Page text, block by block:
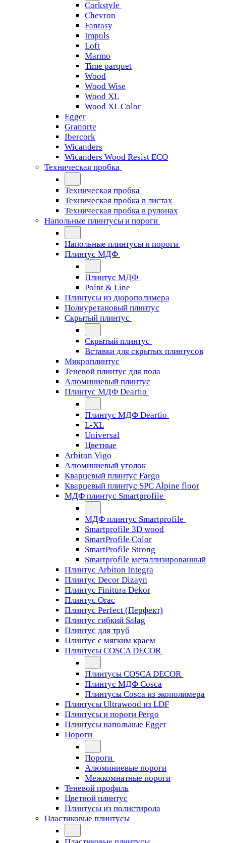
Corkstyle
Chevron
Fantasy
Impuls
Loft
Marmo
Time parquet
Wood
Wood Wise
Wood XL
Wood XL Color
Egger
Granorte
Ibercork
Wicanders
Wicanders Wood Resist ECO
Техническая пробка
Техническая пробка
Техническая пробка в листах
Техническая пробка в рулонах
Напольные плинтусы и пороги
Напольные плинтусы и пороги
Плинтус МДФ
Плинтус МДФ
Point & Line
Плинтусы из дюрополимера
Полиуретановый плинтус
Скрытый плинтус
Скрытый плинтус
Вставки для скрытых плинтусов
Микроплинтус
Теневой плинтус для пола
Алюминиевый плинтус
Плинтус МДФ Deartio
Плинтус МДФ Deartio
L-XL
Universal
Цветные
Arbiton Vigo
Алюминиевый уголок
Кварцевый плинтус Fargo
Кварцевый плинтус SPC Alpine floor
МДФ плинтус Smartprofile
МДФ плинтус Smartprofile
Smartprofile 3D wood
SmartProfile Color
SmartProfile Strong
Smartprofile металлизированный
Плинтус Arbiton Integra
Плинтус Decor Dizayn
Плинтус Finitura Dekor
Плинтус Orac
Плинтус Perfect (Перфект)
Плинтус гибкий Salag
Плинтус для труб
Плинтус с мягким краем
Плинтусы COSCA DECOR
Плинтусы COSCA DECOR
Плинтус МДФ Cosca
Плинтусы Cosca из экополимера
Плинтусы Ultrawood из LDF
Плинтусы и пороги Pergo
Плинтусы напольные Egger
Пороги
Пороги
Алюминиевые пороги
Межкомнатные пороги
Теневой профиль
Цветной плинтус
Плинтусы из полистирола
Пластиковые плинтусы